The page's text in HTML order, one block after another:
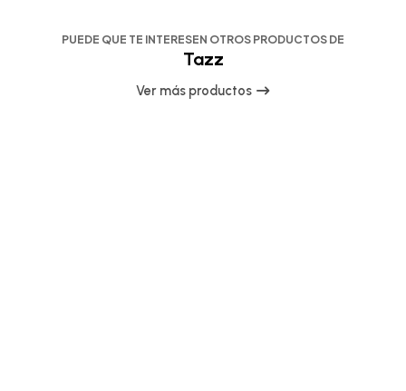
PUEDE QUE TE INTERESEN OTROS PRODUCTOS DE
Tazz
Ver más productos